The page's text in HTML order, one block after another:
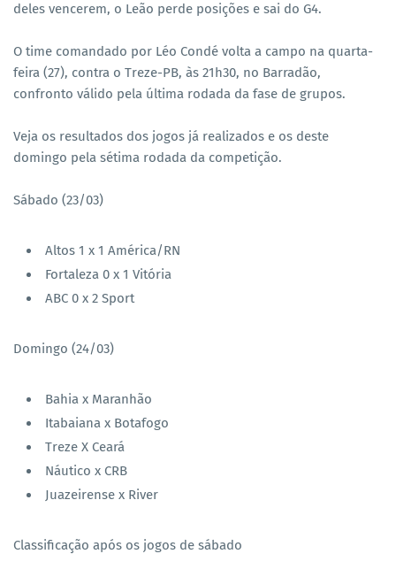
deles vencerem, o Leão perde posições e sai do G4.
O time comandado por Léo Condé volta a campo na quarta-
feira (27), contra o Treze-PB, às 21h30, no Barradão,
confronto válido pela última rodada da fase de grupos.
Veja os resultados dos jogos já realizados e os deste
domingo pela sétima rodada da competição.
Sábado (23/03)
Altos 1 x 1 América/RN
Fortaleza 0 x 1 Vitória
ABC 0 x 2 Sport
Domingo (24/03)
Bahia x Maranhão
Itabaiana x Botafogo
Treze X Ceará
Náutico x CRB
Juazeirense x River
Classificação após os jogos de sábado